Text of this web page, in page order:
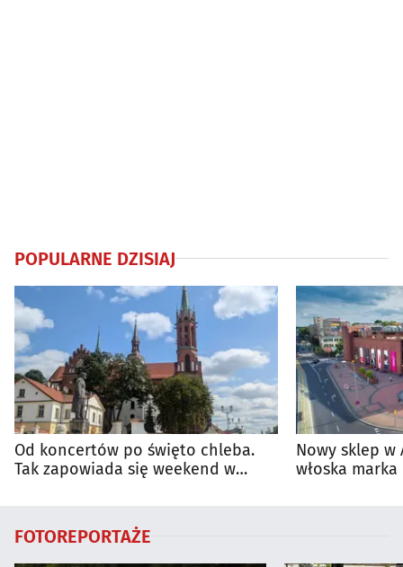
POPULARNE DZISIAJ
Od koncertów po święto chleba.
Tak zapowiada się weekend w
Nowy sklep w
włoska
FOTOREPORTAŻE